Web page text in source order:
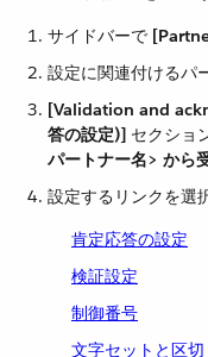
サイドバーで ​
設定に関連付けるパ
[Validation and
答の設定)] セクショ
パートナー名> から
設定するリンクを選
肯定応答の設定
検証設定
制御番号
文字セットと区